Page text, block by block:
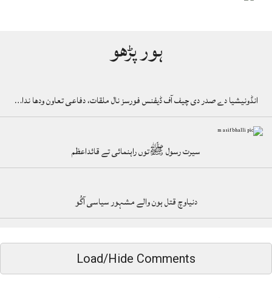
ہور پڑھو
انڈونیشیا دے صدر دی چیف آف ڈیفنس فورسز نال ملقات، دفاعی تعاون ودھا ندا…
سیرت رسول ﷺتوں راہنمائی تے قائداعظم
دنیاوچ قتل ہون والے مشہور سیاسی آگُو
Load/Hide Comments